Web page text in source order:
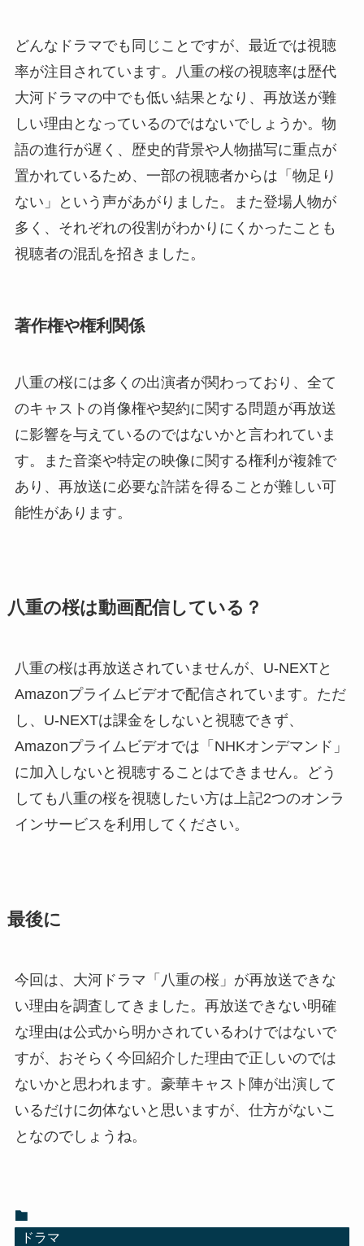
どんなドラマでも同じことですが、最近では視聴
率が注目されています。八重の桜の視聴率は歴代
大河ドラマの中でも低い結果となり、再放送が難
しい理由となっているのではないでしょうか。物
語の進行が遅く、歴史的背景や人物描写に重点が
置かれているため、一部の視聴者からは「物足り
ない」という声があがりました。また登場人物が
多く、それぞれの役割がわかりにくかったことも
視聴者の混乱を招きました。
著作権や権利関係
八重の桜には多くの出演者が関わっており、全て
のキャストの肖像権や契約に関する問題が再放送
に影響を与えているのではないかと言われていま
す。また音楽や特定の映像に関する権利が複雑で
あり、再放送に必要な許諾を得ることが難しい可
能性があります。
八重の桜は動画配信している？
八重の桜は再放送されていませんが、U-NEXTと
Amazonプライムビデオで配信されています。ただ
し、U-NEXTは課金をしないと視聴できず、
Amazonプライムビデオでは「NHKオンデマンド」
に加入しないと視聴することはできません。どう
しても八重の桜を視聴したい方は上記2つのオンラ
インサービスを利用してください。
最後に
今回は、大河ドラマ「八重の桜」が再放送できな
い理由を調査してきました。再放送できない明確
な理由は公式から明かされているわけではないで
すが、おそらく今回紹介した理由で正しいのでは
ないかと思われます。豪華キャスト陣が出演して
いるだけに勿体ないと思いますが、仕方がないこ
となのでしょうね。
ドラマ